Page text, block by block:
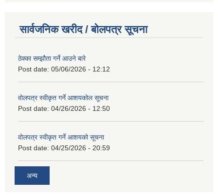
सार्वजनिक खरीद / बोलपत्र सूचना
ठेक्का सम्झौता गर्ने आउने बारे
Post date: 05/06/2026 - 12:12
वोलपत्र स्वीकृत गर्ने आशयकोल सूचना
Post date: 04/26/2026 - 12:50
वोलपत्र स्वीकृत गर्ने आशयको सूचना
Post date: 04/25/2026 - 20:59
अन्य